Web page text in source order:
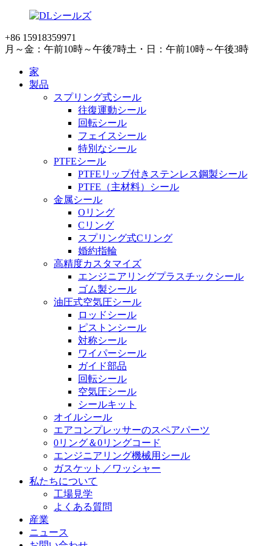
+86 15918359971
月～金：午前10時～午後7時土・日：午前10時～午後3時
家
製品
スプリング式シール
往復運動シール
回転シール
フェイスシール
特別なシール
PTFEシール
PTFEリップ付きステンレス鋼製シール
PTFE（主材料）シール
金属シール
Oリング
Cリング
スプリング式Cリング
婚約指輪
高精度カスタマイズ
エンジニアリングプラスチックシール
ゴム製シール
油圧式空気圧シール
ロッドシール
ピストンシール
対称シール
ワイパーシール
ガイド部品
回転シール
空気圧シール
シールキット
オイルシール
エアコンプレッサーのスペアパーツ
0リング＆0リングコード
エンジニアリング機械用シール
ガスケット／ワッシャー
私たちについて
工場見学
よくある質問
産業
ニュース